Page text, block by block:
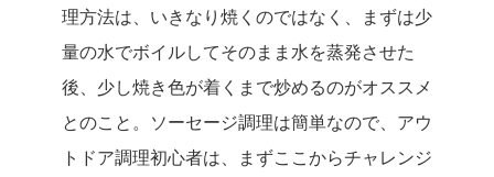
理方法は、いきなり焼くのではなく、まずは少
量の水でボイルしてそのまま水を蒸発させた
後、少し焼き色が着くまで炒めるのがオススメ
とのこと。ソーセージ調理は簡単なので、アウ
トドア調理初心者は、まずここからチャレンジ